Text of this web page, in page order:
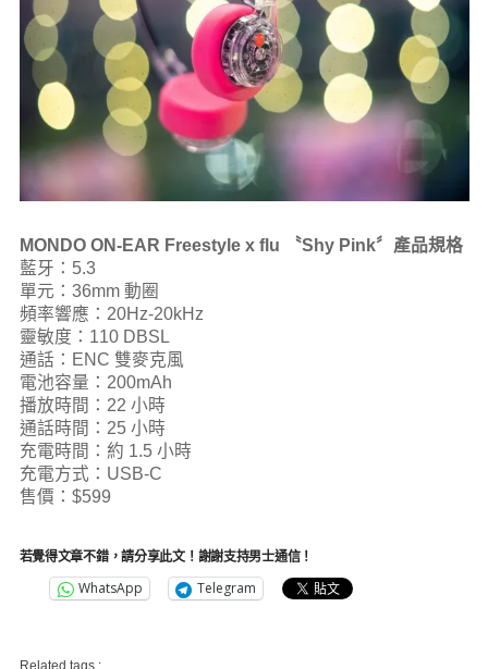
MONDO ON-EAR Freestyle x flu 〝Shy Pink〞產品規格
藍牙：5.3
單元：36mm 動圈
頻率響應：20Hz-20kHz
靈敏度：110 DBSL
通話：ENC 雙麥克風
電池容量：200mAh
播放時間：22 小時
通話時間：25 小時
充電時間：約 1.5 小時
充電方式：USB-C
售價：$599
若覺得文章不錯，請分享此文！謝謝支持男士通信！
WhatsApp Telegram
Related tags :